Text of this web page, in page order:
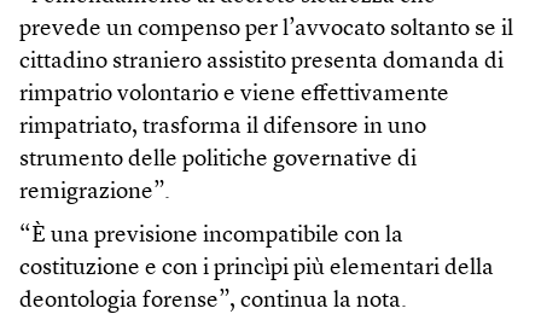
prevede un compenso per l’avvocato soltanto se il
cittadino straniero assistito presenta domanda di
rimpatrio volontario e viene effettivamente
rimpatriato, trasforma il difensore in uno
strumento delle politiche governative di
remigrazione”.
“È una previsione incompatibile con la
costituzione e con i princìpi più elementari della
deontologia forense”, continua la nota.